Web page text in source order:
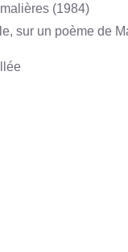
(1984)
sur un poème de